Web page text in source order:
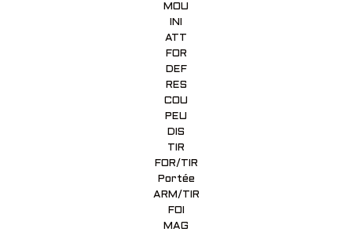
MOU
INI
ATT
FOR
DEF
RES
COU
PEU
DIS
TIR
FOR/TIR
Portée
ARM/TIR
FOI
MAG